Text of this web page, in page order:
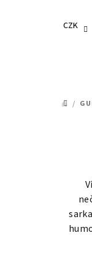
CZK
DOMŮ
/